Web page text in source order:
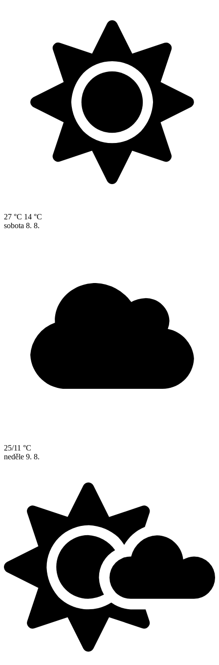
27 °C 14 °C
sobota 8. 8.
25/11 °C
neděle 9. 8.